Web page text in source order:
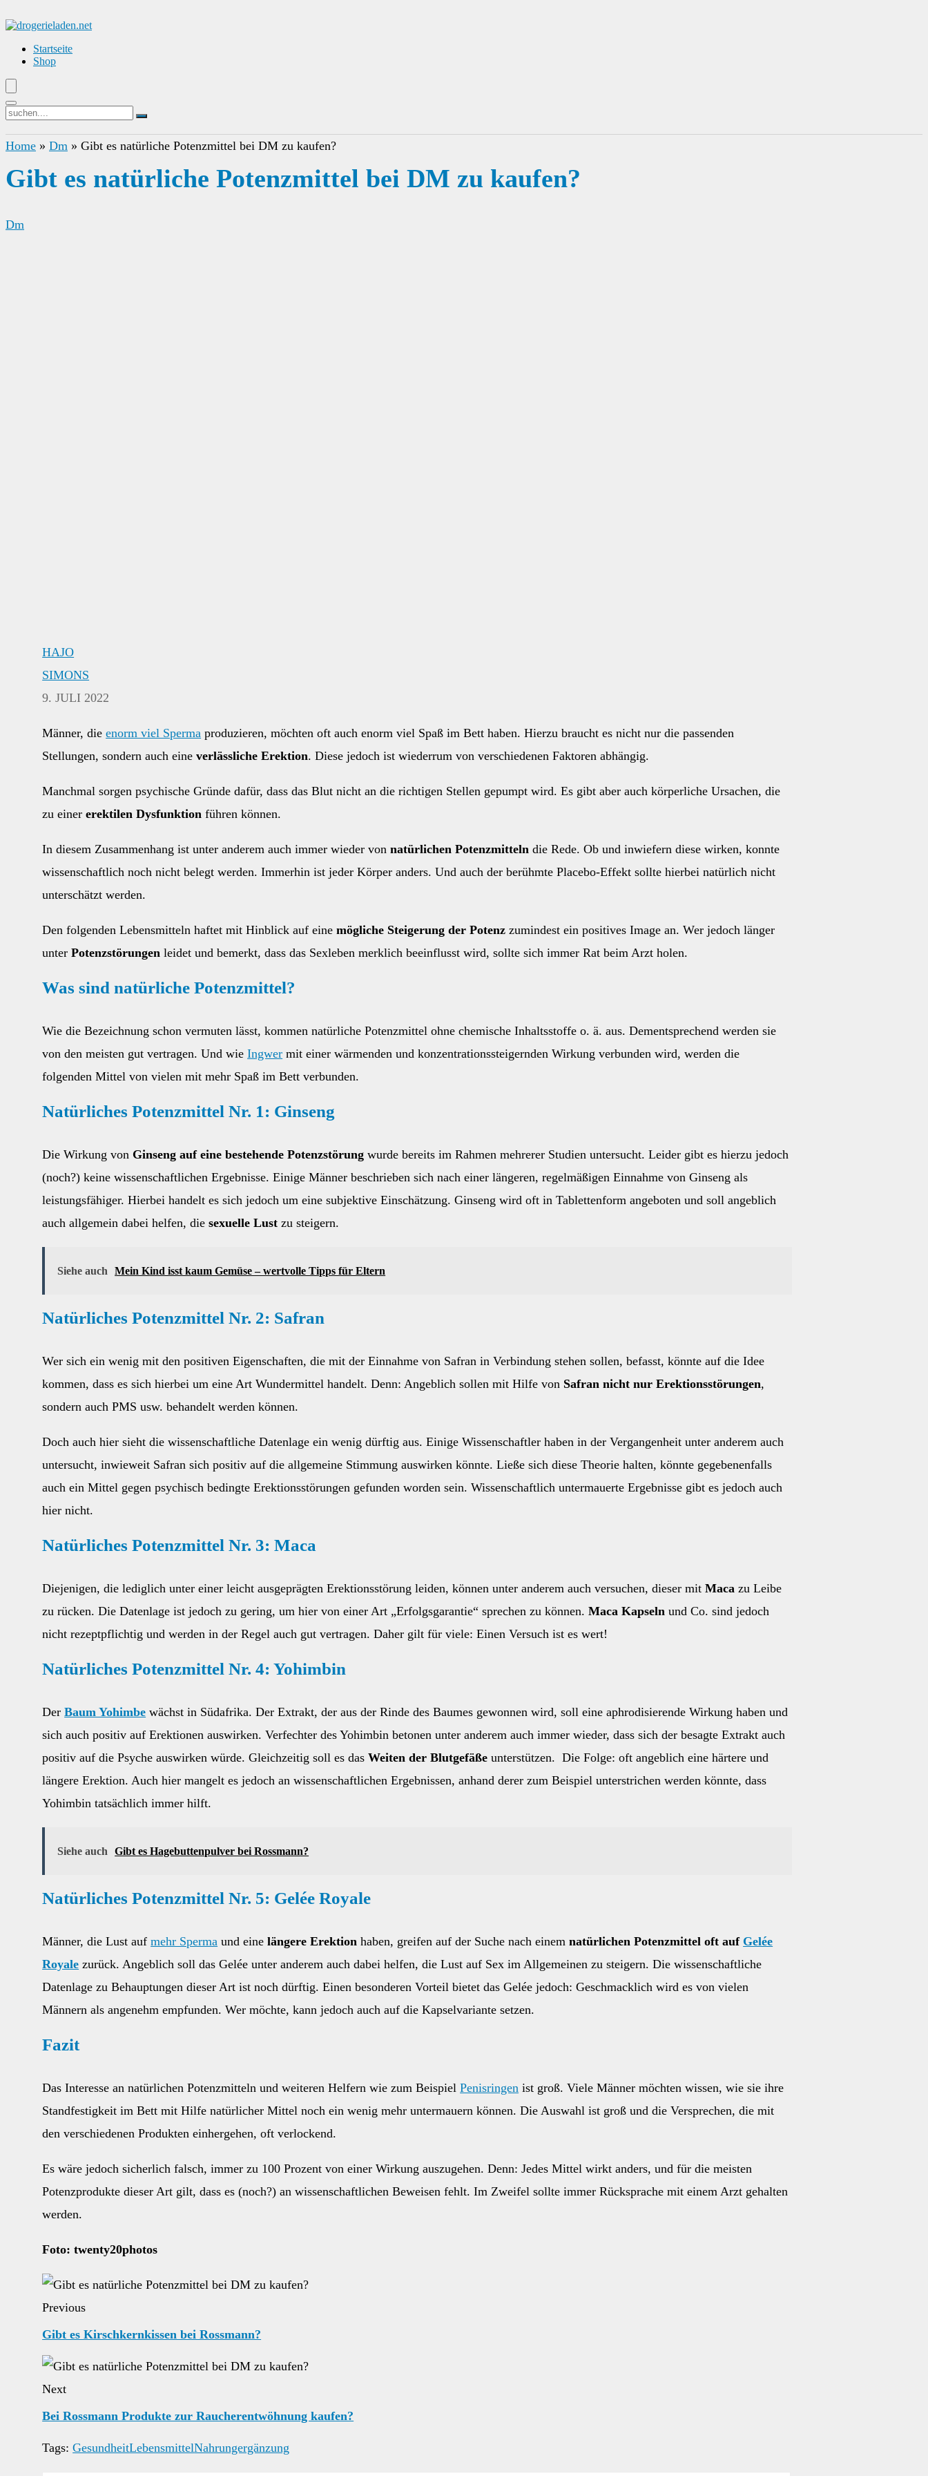
Startseite
Shop
Home » Dm » Gibt es natürliche Potenzmittel bei DM zu kaufen?
Gibt es natürliche Potenzmittel bei DM zu kaufen?
Dm
HAJO
SIMONS
9. JULI 2022
Männer, dieenorm viel Sperma produzieren, möchten oft auch enorm viel Spaß im Bett haben. Hierzu braucht es nicht nur die passenden
Stellungen, sondern auch eineverlässliche Erektion. Diese jedoch ist wiederrum von verschiedenen Faktoren abhängig.
Manchmal sorgen psychische Gründe dafür, dass das Blut nicht an die richtigen Stellen gepumpt wird. Es gibt aber auch körperliche Ursachen, die
zu einererektilen Dysfunktion führen können.
In diesem Zusammenhang ist unter anderem auch immer wieder vonnatürlichen Potenzmitteln die Rede. Ob und inwiefern diese wirken, konnte
wissenschaftlich noch nicht belegt werden. Immerhin ist jeder Körper anders. Und auch der berühmte Placebo-Effekt sollte hierbei natürlich nicht
unterschätzt werden.
Den folgenden Lebensmitteln haftet mit Hinblick auf einemögliche Steigerung der Potenz zumindest ein positives Image an. Wer jedoch länger
unterPotenzstörungen leidet und bemerkt, dass das Sexleben merklich beeinflusst wird, sollte sich immer Rat beim Arzt holen.
Was sind natürliche Potenzmittel?
Wie die Bezeichnung schon vermuten lässt, kommen natürliche Potenzmittel ohne chemische Inhaltsstoffe o. ä. aus. Dementsprechend werden sie
von den meisten gut vertragen. Und wieIngwer mit einer wärmenden und konzentrationssteigernden Wirkung verbunden wird, werden die
folgenden Mittel von vielen mit mehr Spaß im Bett verbunden.
Natürliches Potenzmittel Nr. 1: Ginseng
Die Wirkung von Ginseng auf eine bestehende Potenzstörung wurde bereits im Rahmen mehrerer Studien untersucht. Leider gibt es hierzu jedoch
(noch?) keine wissenschaftlichen Ergebnisse. Einige Männer beschrieben sich nach einer längeren, regelmäßigen Einnahme von Ginseng als
leistungsfähiger. Hierbei handelt es sich jedoch um eine subjektive Einschätzung. Ginseng wird oft in Tablettenform angeboten und soll angeblich
auch allgemein dabei helfen, diesexuelle Lust zu steigern.
Siehe auch Mein Kind isst kaum Gemüse – wertvolle Tipps für Eltern
Natürliches Potenzmittel Nr. 2: Safran
Wer sich ein wenig mit den positiven Eigenschaften, die mit der Einnahme von Safran in Verbindung stehen sollen, befasst, könnte auf die Idee
kommen, dass es sich hierbei um eine Art Wundermittel handelt. Denn: Angeblich sollen mit Hilfe von Safran nicht nur Erektionsstörungen,
sondern auch PMS usw. behandelt werden können.
Doch auch hier sieht die wissenschaftliche Datenlage ein wenig dürftig aus. Einige Wissenschaftler haben in der Vergangenheit unter anderem auch
untersucht, inwieweit Safran sich positiv auf die allgemeine Stimmung auswirken könnte. Ließe sich diese Theorie halten, könnte gegebenenfalls
auch ein Mittel gegen psychisch bedingte Erektionsstörungen gefunden worden sein. Wissenschaftlich untermauerte Ergebnisse gibt es jedoch auch
hier nicht.
Natürliches Potenzmittel Nr. 3: Maca
Diejenigen, die lediglich unter einer leicht ausgeprägten Erektionsstörung leiden, können unter anderem auch versuchen, dieser mitMaca zu Leibe
zu rücken. Die Datenlage ist jedoch zu gering, um hier von einer Art „Erfolgsgarantie“ sprechen zu können.Maca Kapseln und Co. sind jedoch
nicht rezeptpflichtig und werden in der Regel auch gut vertragen. Daher gilt für viele: Einen Versuch ist es wert!
Natürliches Potenzmittel Nr. 4: Yohimbin
DerBaum Yohimbe wächst in Südafrika. Der Extrakt, der aus der Rinde des Baumes gewonnen wird, soll eine aphrodisierende Wirkung haben und
sich auch positiv auf Erektionen auswirken. Verfechter des Yohimbin betonen unter anderem auch immer wieder, dass sich der besagte Extrakt auch
positiv auf die Psyche auswirken würde. Gleichzeitig soll es dasWeiten der Blutgefäße unterstützen. Die Folge: oft angeblich eine härtere und
längere Erektion. Auch hier mangelt es jedoch an wissenschaftlichen Ergebnissen, anhand derer zum Beispiel unterstrichen werden könnte, dass
Yohimbin tatsächlich immer hilft.
Siehe auch Gibt es Hagebuttenpulver bei Rossmann?
Natürliches Potenzmittel Nr. 5: Gelée Royale
Männer, die Lust aufmehr Sperma und einelängere Erektion haben, greifen auf der Suche nach einemnatürlichen Potenzmittel oft auf Gelée
Royale zurück. Angeblich soll das Gelée unter anderem auch dabei helfen, die Lust auf Sex im Allgemeinen zu steigern. Die wissenschaftliche
Datenlage zu Behauptungen dieser Art ist noch dürftig. Einen besonderen Vorteil bietet das Gelée jedoch: Geschmacklich wird es von vielen
Männern als angenehm empfunden. Wer möchte, kann jedoch auch auf die Kapselvariante setzen.
Fazit
Das Interesse an natürlichen Potenzmitteln und weiteren Helfern wie zum BeispielPenisringen ist groß. Viele Männer möchten wissen, wie sie ihre
Standfestigkeit im Bett mit Hilfe natürlicher Mittel noch ein wenig mehr untermauern können. Die Auswahl ist groß und die Versprechen, die mit
den verschiedenen Produkten einhergehen, oft verlockend.
Es wäre jedoch sicherlich falsch, immer zu 100 Prozent von einer Wirkung auszugehen. Denn: Jedes Mittel wirkt anders, und für die meisten
Potenzprodukte dieser Art gilt, dass es (noch?) an wissenschaftlichen Beweisen fehlt. Im Zweifel sollte immer Rücksprache mit einem Arzt gehalten
werden.
Foto: twenty20photos
Previous
Gibt es Kirschkernkissen bei Rossmann?
Next
Bei Rossmann Produkte zur Raucherentwöhnung kaufen?
Tags:GesundheitLebensmittelNahrungergänzung